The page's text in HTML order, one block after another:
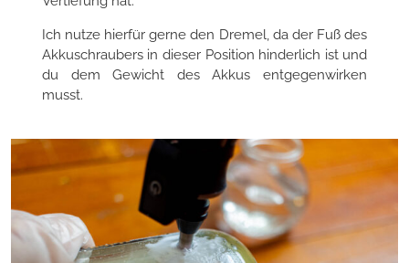
Ich nutze hierfür gerne den Dremel, da der Fuß des
Akkuschraubers in dieser Position hinderlich ist und
du dem Gewicht des Akkus entgegenwirken
musst.